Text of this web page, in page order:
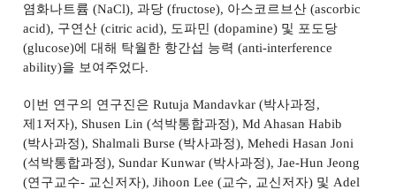
염화나트륨 (NaCl), 과당 (fructose), 아스코르브산 (ascorbic
acid), 구연산 (citric acid), 도파민 (dopamine) 및 포도당
(glucose)에 대해 탁월한 항간섭 능력 (anti-interference
ability)을 보여주었다.
이번 연구의 연구진은Rutuja Mandavkar (박사과정,
제1 저자), Shusen Lin (석박통합과정), Md Ahasan Habib
(박사과정), Shalmali Burse (박사과정), Mehedi Hasan Joni
(석박통합과정), Sundar Kunwar (박사과정), Jae-Hun Jeong
(연구교수- 교신저자), Jihoon Lee (교수, 교신저자) 및 Adel